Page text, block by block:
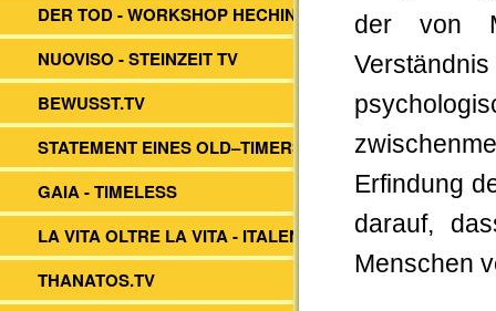
DER TOD - WORKSHOP HECHINGEN
NUOVISO - STEINZEIT TV
BEWUSST.TV
STATEMENT EINES OLD–TIMERS
GAIA - TIMELESS
LA VITA OLTRE LA VITA - ITALEN
THANATOS.TV
der von
Erfindung
darauf,
Menschen